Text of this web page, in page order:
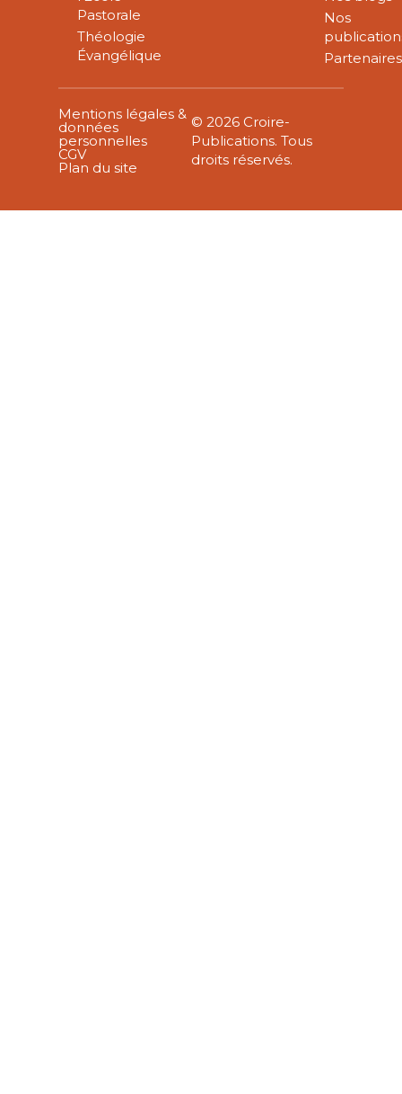
Pastorale
Théologie
Évangélique
Nos
Partenaires
Mentions légales &
données
personnelles
CGV
Plan du site
© 2026 Croire-
Publications. Tous
droits réservés.